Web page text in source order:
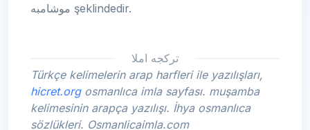
موشامبه şeklindedir.
تركجه املا
Türkçe kelimelerin arap harfleri ile yazılışları,
hicret.orgosmanlıca imla sayfası. muşamba
kelimesinin arapça yazılışı. İhya osmanlıca
sözlükleri. Osmanlicaimla.com